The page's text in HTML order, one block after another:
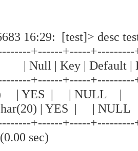
16:29: [test]> desc
+------+-----+---------
| Null | Key | Default |
+------+-----+---------
| YES | | NULL
| YES | |
+------+-----+---------
sec)